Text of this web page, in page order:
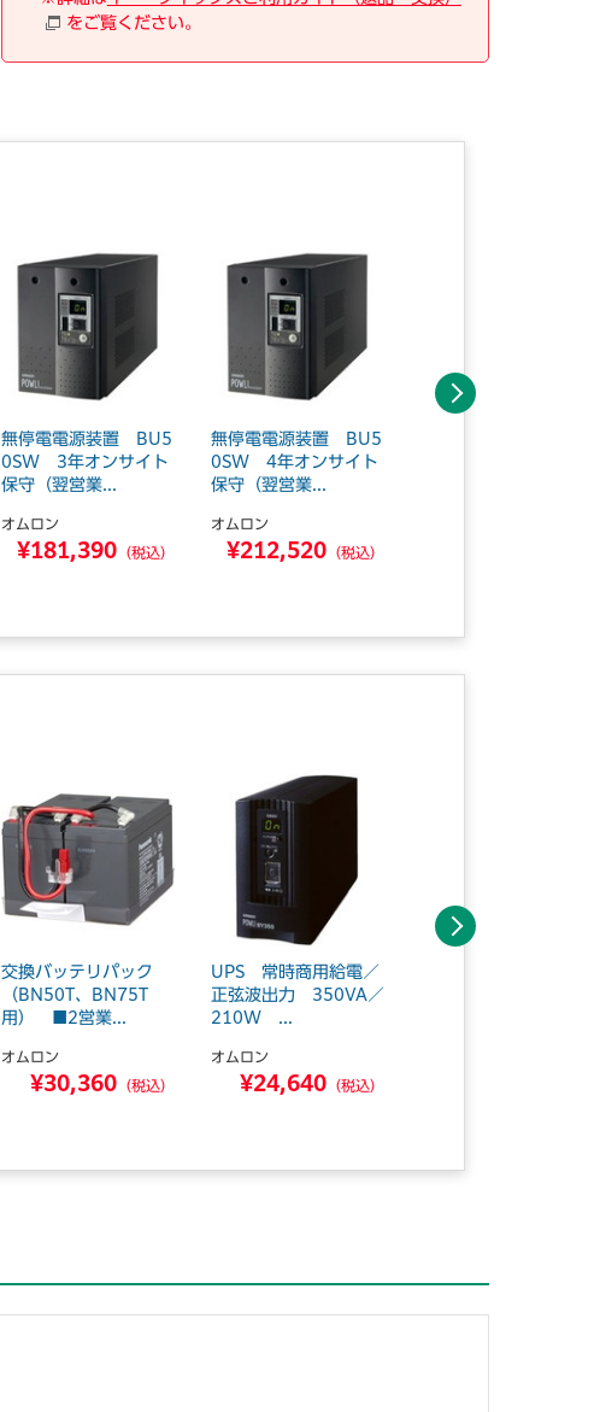
をご覧ください。
無停電電源装置 BU5
0SW 3年オンサイト
保守（翌営業...
オムロン
¥181,390 （税込）
無停電電源装置 BU5
0SW 4年オンサイト
保守（翌営業...
オムロン
¥212,520 （税込）
次へ
交換バッテリパック
（BN50T、BN75T
用） ■2営業...
オムロン
¥30,360 （税込）
UPS 常時商用給電／
正弦波出力 350VA／
210W ...
オムロン
¥24,640 （税込）
次へ